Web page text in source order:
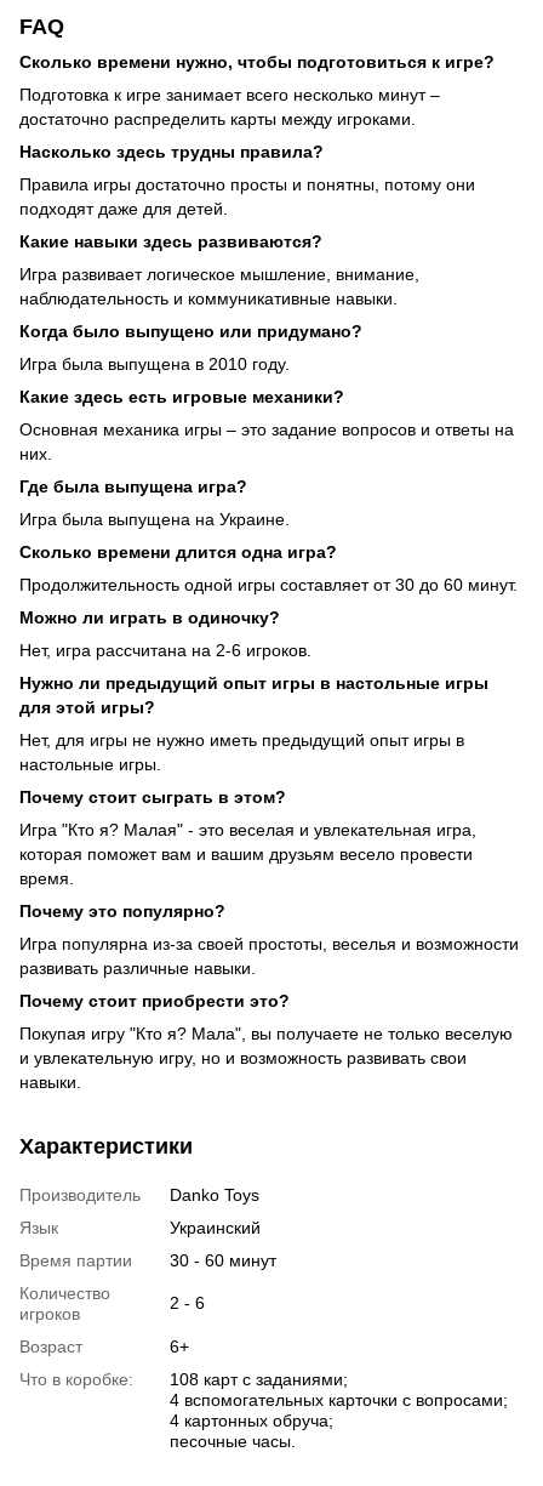
FAQ
Сколько времени нужно, чтобы подготовиться к игре?
Подготовка к игре занимает всего несколько минут –
достаточно распределить карты между игроками.
Насколько здесь трудны правила?
Правила игры достаточно просты и понятны, потому они
подходят даже для детей.
Какие навыки здесь развиваются?
Игра развивает логическое мышление, внимание,
наблюдательность и коммуникативные навыки.
Когда было выпущено или придумано?
Игра была выпущена в 2010 году.
Какие здесь есть игровые механики?
Основная механика игры – это задание вопросов и ответы на
них.
Где была выпущена игра?
Игра была выпущена на Украине.
Сколько времени длится одна игра?
Продолжительность одной игры составляет от 30 до 60 минут.
Можно ли играть в одиночку?
Нет, игра рассчитана на 2-6 игроков.
Нужно ли предыдущий опыт игры в настольные игры
для этой игры?
Нет, для игры не нужно иметь предыдущий опыт игры в
настольные игры.
Почему стоит сыграть в этом?
Игра "Кто я? Малая" - это веселая и увлекательная игра,
которая поможет вам и вашим друзьям весело провести
время.
Почему это популярно?
Игра популярна из-за своей простоты, веселья и возможности
развивать различные навыки.
Почему стоит приобрести это?
Покупая игру "Кто я? Мала", вы получаете не только веселую
и увлекательную игру, но и возможность развивать свои
навыки.
Характеристики
Производитель
Danko Toys
Язык
Украинский
Время партии
30 - 60 минут
Количество
игроков
2 - 6
Возраст
6+
Что в коробке:
108 карт с заданиями;
4 вспомогательных карточки с вопросами;
4 картонных обруча;
песочные часы.